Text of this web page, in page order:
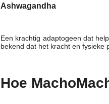
Ashwagandha
Een krachtig adaptogeen dat
bekend dat het kracht en fysieke
Hoe